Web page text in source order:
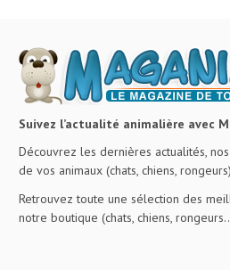
Suivez l’actualité animalière avec
Découvrez les dernières actualités,
de vos animaux (chats, chiens,
Retrouvez toute une sélection des
notre boutique (chats, chiens,